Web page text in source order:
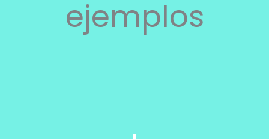
ejemplos